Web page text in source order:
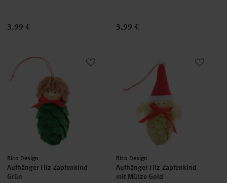
3,99 € 3,99 €
Aufhänger Filz-Zapfenkind Grün
Hersteller:
Rico Design
Aufhänger Filz-Zapfenkind
Grün
Aufhänger Filz-Zapfenkind mit
Hersteller:
Rico Design
Aufhänger Filz-Zapfenkind
mit Mütze Gold